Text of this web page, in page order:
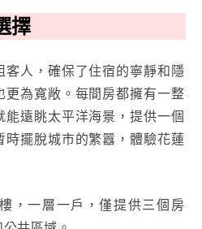
擇
客人，確保了住宿的寧靜和隱
更為寬敞。每間房都擁有一整
能遠眺太平洋海景，提供一個
時擺脫城市的繁囂，體驗花蓮
，一層一戶，僅提供三個房